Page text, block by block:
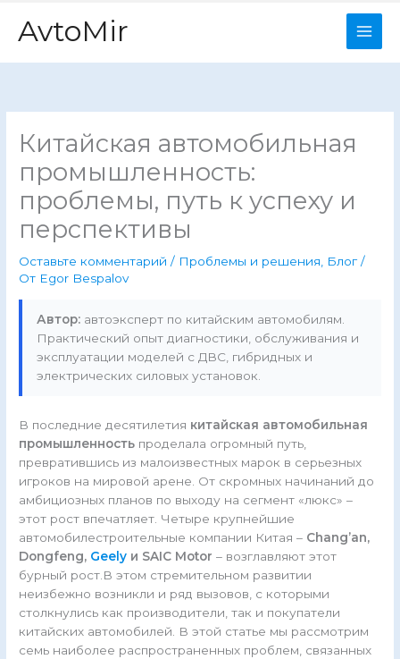
содержимому
AvtoMir
Китайская автомобильная
промышленность:
проблемы, путь к успеху и
перспективы
Оставьте комментарий / Проблемы и решения, Блог /
От Egor Bespalov
Автор: автоэксперт по китайским автомобилям.
Практический опыт диагностики, обслуживания и
эксплуатации моделей с ДВС, гибридных и
электрических силовых установок.
В последние десятилетия китайская автомобильная
промышленность проделала огромный путь,
превратившись из малоизвестных марок в серьезных
игроков на мировой арене. От скромных начинаний до
амбициозных планов по выходу на сегмент «люкс» –
этот рост впечатляет. Четыре крупнейшие
автомобилестроительные компании Китая – Chang’an,
Dongfeng, Geely и SAIC Motor – возглавляют этот
бурный рост.В этом стремительном развитии
неизбежно возникли и ряд вызовов, с которыми
столкнулись как производители, так и покупатели
китайских автомобилей. В этой статье мы рассмотрим
семь наиболее распространенных проблем, связанных